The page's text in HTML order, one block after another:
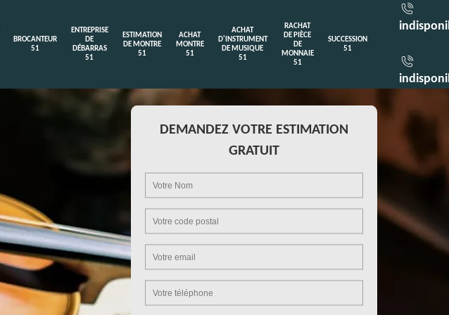
BROCANTEUR
51
ENTREPRISE
DE
DÉBARRAS
51
ESTIMATION
DE MONTRE
51
ACHAT
MONTRE
51
ACHAT
D'INSTRUMENT
DE MUSIQUE
51
RACHAT
DE PIÈCE
DE
MONNAIE
51
SUCCESSION
51
DEMANDEZ VOTRE ESTIMATION
GRATUIT